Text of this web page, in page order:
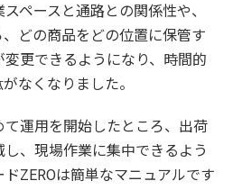
ペースと通路との関係性や、
どの商品をどの位置に保管す
更できるようになり、時間的
なくなりました。
て運用を開始したところ、出荷
、現場作業に集中できるよう
ZEROは簡単なマニュアルです